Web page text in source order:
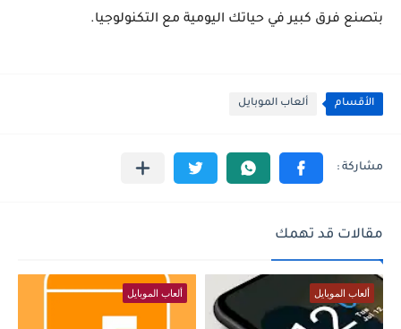
بتصنع فرق كبير في حياتك اليومية مع التكنولوجيا.
الأقسام ألعاب الموبايل
مقالات قد تهمك
ألعاب الموبايل ألعاب الموبايل